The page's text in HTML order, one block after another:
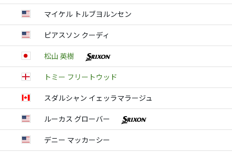
マイケル トルブヨルンセン
ピアスソン クーディ
松山 英樹
トミー フリートウッド
スダルシャン イェッラマラージュ
ルーカス グローバー
デニー マッカーシー